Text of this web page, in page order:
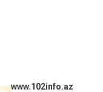
www.102info.az